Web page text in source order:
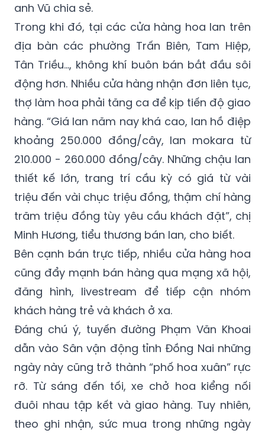
anh Vũ chia sẻ.
Trong khi đó, tại các cửa hàng hoa lan trên
địa bàn các phường Trấn Biên, Tam Hiệp,
Tân Triều…, không khí buôn bán bắt đầu sôi
động hơn. Nhiều cửa hàng nhận đơn liên tục,
thợ làm hoa phải tăng ca để kịp tiến độ giao
hàng. “Giá lan năm nay khá cao, lan hồ điệp
khoảng 250.000 đồng/cây, lan mokara từ
210.000 - 260.000 đồng/cây. Những chậu lan
thiết kế lớn, trang trí cầu kỳ có giá từ vài
triệu đến vài chục triệu đồng, thậm chí hàng
trăm triệu đồng tùy yêu cầu khách đặt”, chị
Minh Hương, tiểu thương bán lan, cho biết.
Bên cạnh bán trực tiếp, nhiều cửa hàng hoa
cũng đẩy mạnh bán hàng qua mạng xã hội,
đăng hình, livestream để tiếp cận nhóm
khách hàng trẻ và khách ở xa.
Đáng chú ý, tuyến đường Phạm Văn Khoai
dẫn vào Sân vận động tỉnh Đồng Nai những
ngày này cũng trở thành “phố hoa xuân” rực
rỡ. Từ sáng đến tối, xe chở hoa kiểng nối
đuôi nhau tập kết và giao hàng. Tuy nhiên,
theo ghi nhận, sức mua trong những ngày